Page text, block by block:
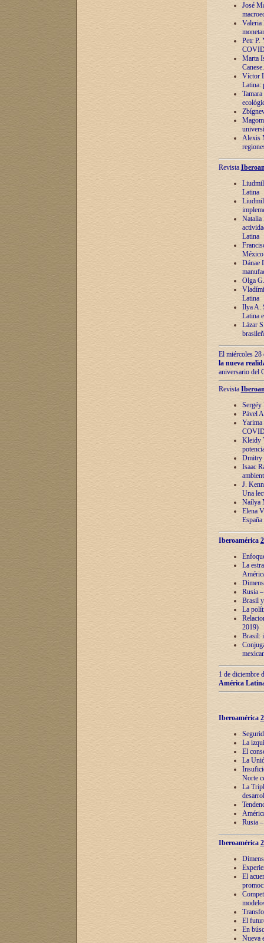
José
Valeria
Petr P.
Marta
Víctor
Latina:
Alexis
Revista
Latina
Natalia
Latina
México
Dánae
Olga
Latina
Ilya A.
Latina
Lázar
El miércoles 28
la nueva
aniversario del
Revista
Sergéy
Pável
Yarima
Kleidy
Dmitry
Isaac
J.
Una
Naílya
Elena
España
Iberoamérica
La
Rusia
Brasil
La
2019)
Brasil:
1 de diciembre
América
Iberoamérica
La
El
La
Norte
La
Rusia
Iberoamérica
El
El
En
Nueva